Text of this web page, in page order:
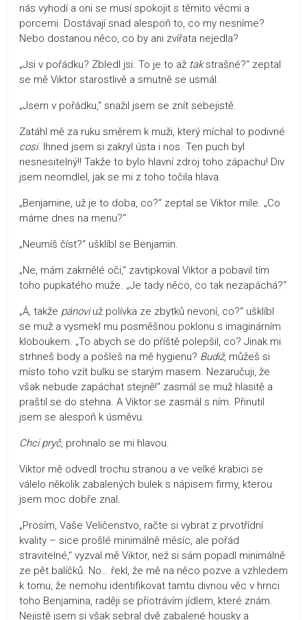
nás vyhodí a oni se musí spokojit s těmito věcmi a
porcemi. Dostávají snad alespoň to, co my nesníme?
Nebo dostanou něco, co by ani zvířata nejedla?
„Jsi v pořádku? Zbledl jsi. To je to až takstrašné?“ zeptal
se mě Viktor starostlivě a smutně se usmál.
„Jsem v pořádku,“ snažil jsem se znít sebejistě.
Zatáhl mě za ruku směrem k muži, který míchal to podivné
cosi. Ihned jsem si zakryl ústa i nos. Ten puch byl
nesnesitelný!! Takže to bylo hlavní zdroj toho zápachu! Div
jsem neomdlel, jak se mi z toho točila hlava.
„Benjamine, už je to doba, co?“ zeptal se Viktor mile. „Co
máme dnes na menu?“
„Neumíš číst?“ ušklíbl se Benjamin.
„Ne, mám zakrnělé oči,“ zavtipkoval Viktor a pobavil tím
toho pupkatého muže. „Je tady něco, co tak nezapáchá?“
„Á, takže pánoviuž polívka ze zbytků nevoní, co?“ ušklíbl
se muž a vysmekl mu posměšnou poklonu s imaginárním
kloboukem. „To abych se do příště polepšil, co? Jinak mi
strhneš body a pošleš na mě hygienu? Budiž, můžeš si
místo toho vzít bulku se starým masem. Nezaručuji, že
však nebude zapáchat stejně!“ zasmál se muž hlasitě a
praštil se do stehna. A Viktor se zasmál s ním. Přinutil
jsem se alespoň k úsměvu.
Chci pryč, prohnalo se mi hlavou.
Viktor mě odvedl trochu stranou a ve velké krabici se
válelo několik zabalených bulek s nápisem firmy, kterou
jsem moc dobře znal.
„Prosím, Vaše Veličenstvo, račte si vybrat z prvotřídní
kvality – sice prošlé minimálně měsíc, ale pořád
stravitelné,“ vyzval mě Viktor, než si sám popadl minimálně
ze pět balíčků. No… řekl, že mě na něco pozve a vzhledem
k tomu, že nemohu identifikovat tamtu divnou věc v hrnci
toho Benjamina, raději se přiotrávím jídlem, které znám.
Nejistě jsem si však sebral dvě zabalené housky a